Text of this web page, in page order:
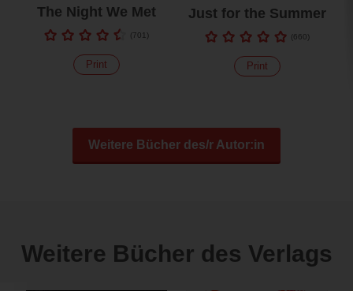
The Night We Met
(701 )
Print
Just for the Summer
(660)
Print
Weitere Bücher des/r Autor:in
Weitere Bücher des Verlags